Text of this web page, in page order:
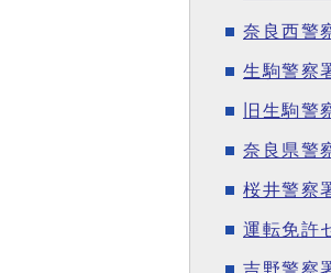
奈良西警
生駒警察
旧生駒警
奈良県警
桜井警察
運転免許
吉野警察